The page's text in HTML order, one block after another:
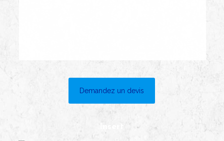
Demandez un devis